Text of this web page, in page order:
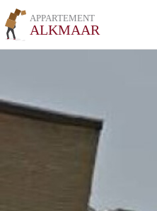
APPARTEMENT
ALKMAAR